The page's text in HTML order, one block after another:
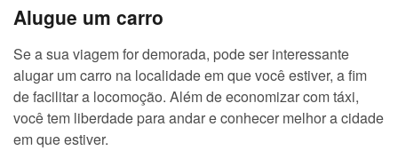
Alugue um carro
Se a sua viagem for demorada, pode ser interessante
alugar um carro na localidade em que você estiver, a fim
de facilitar a locomoção. Além de economizar com táxi,
você tem liberdade para andar e conhecer melhor a cidade
em que estiver.